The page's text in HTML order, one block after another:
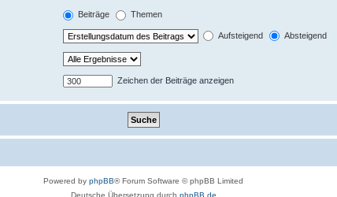
Beiträge Themen
Aufsteigend Absteigend
Zeichen der Beiträge anzeigen
Powered by phpBB® Forum Software © phpBB Limited
Deutsche Übersetzung durch phpBB.de